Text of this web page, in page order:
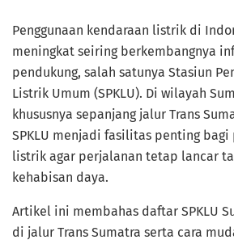
Penggunaan kendaraan listrik di
meningkat seiring berkembangnya
pendukung, salah satunya Stasiun
Listrik Umum (SPKLU). Di wilayah
khususnya sepanjang jalur Trans
SPKLU menjadi fasilitas penting
listrik agar perjalanan tetap lancar
kehabisan daya.
Artikel ini membahas daftar SPKLU
di jalur Trans Sumatra serta cara